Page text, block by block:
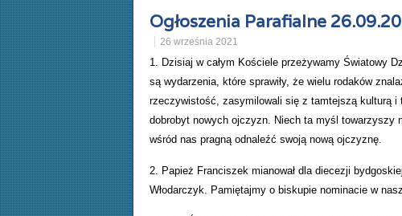
Ogłoszenia Parafialne
26 września 2021
1. Dzisiaj w całym Kościele przeżywamy Światowy
są wydarzenia, które sprawiły, że wielu rodaków
rzeczywistość, zasymilowali się z tamtejszą kulturą i
dobrobyt nowych ojczyzn. Niech ta myśl
wśród nas pragną odnaleźć swoją nową ojczyznę.
2. Papież Franciszek mianował dla diecezji
Włodarczyk. Pamiętajmy o biskupie nominacie w